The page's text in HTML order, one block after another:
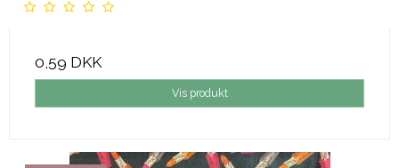
0,59 DKK
Vis produkt